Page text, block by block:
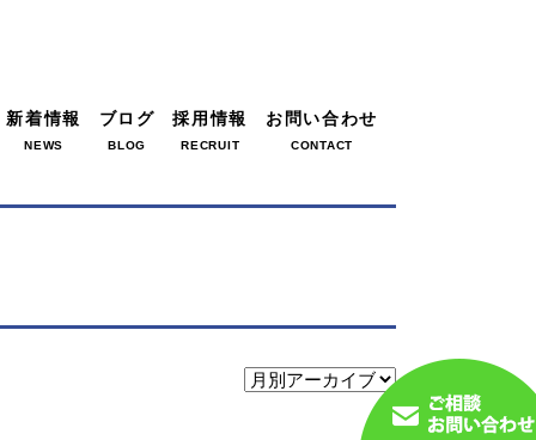
新着情報
NEWS
ブログ
BLOG
採用情報
RECRUIT
お問い合わせ
CONTACT